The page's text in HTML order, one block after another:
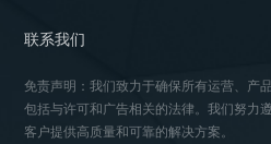
联系我们
免责声明：我们致力于确保所有运营、产
包括与许可和广告相关的法律。我们努力
客户提供高质量和可靠的解决方案。